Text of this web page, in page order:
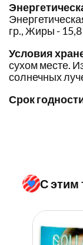
гр., Жиры - 15,8
Условия
сухом месте.
солнечных
Срок
С этим